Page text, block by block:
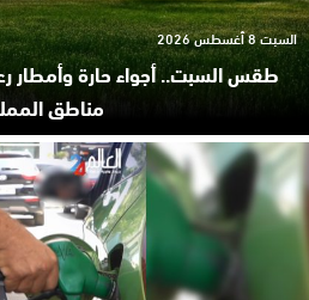
طقس السبت.. أجواء حارة وأمطار
مناطق
السبت 8 أغسطس 2026